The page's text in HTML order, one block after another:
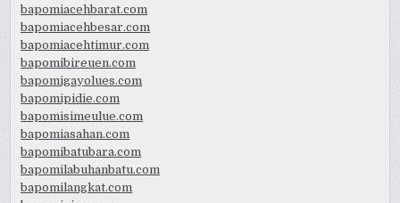
bapomiacehbarat.com
bapomiacehbesar.com
bapomiacehtimur.com
bapomibireuen.com
bapomigayolues.com
bapomipidie.com
bapomisimeulue.com
bapomiasahan.com
bapomibatubara.com
bapomilabuhanbatu.com
bapomilangkat.com